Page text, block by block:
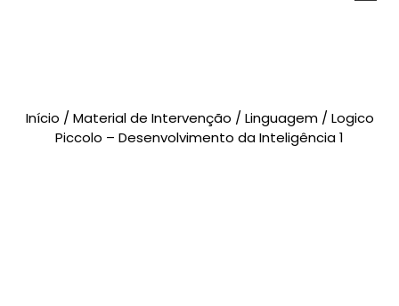
Formação
Catálogos
Início / Material de Intervenção / Linguagem/ Logico
Piccolo – Desenvolvimento da Inteligência 1